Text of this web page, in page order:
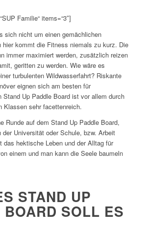
Familie“ items=“3″]
sich nicht um einen gemächlichen
hier kommt die Fitness niemals zu kurz. Die
immer maximiert werden, zusätzlich reizen
geritten zu werden. Wie wäre es
turbulenten Wildwasserfahrt? Riskante
eignen sich am besten für
Stand Up Paddle Board ist vor allem durch
Klassen sehr facettenreich.
Runde auf dem Stand Up Paddle Board,
Universität oder Schule, bzw. Arbeit
das hektische Leben und der Alltag für
einem und man kann die Seele baumeln
STAND UP
BOARD SOLL ES